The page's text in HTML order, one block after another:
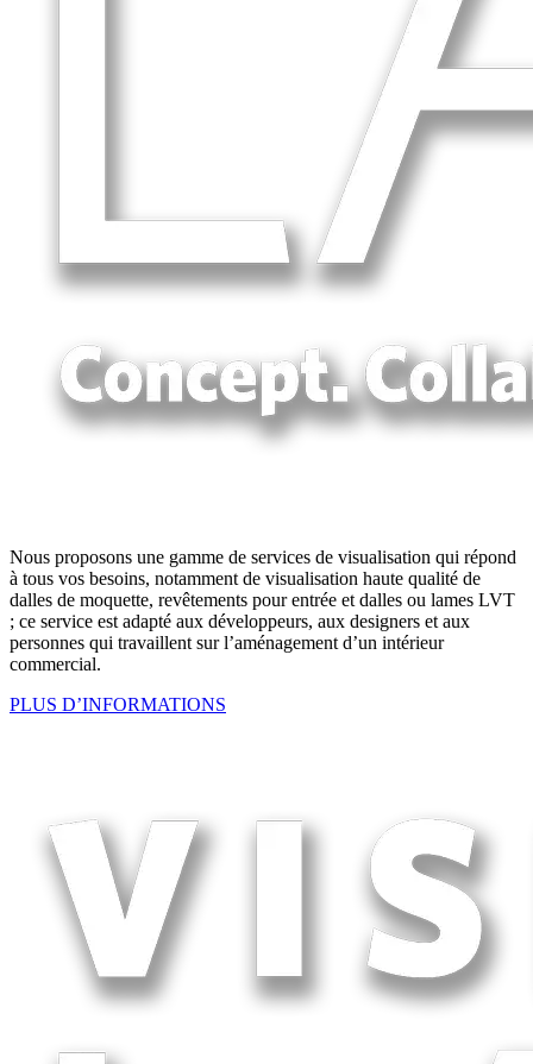
Nous proposons une gamme de services de visualisation qui répond
à tous vos besoins, notamment de visualisation haute qualité de
dalles de moquette, revêtements pour entrée et dalles ou lames LVT
; ce service est adapté aux développeurs, aux designers et aux
personnes qui travaillent sur l’aménagement d’un intérieur
commercial.
PLUS D’INFORMATIONS